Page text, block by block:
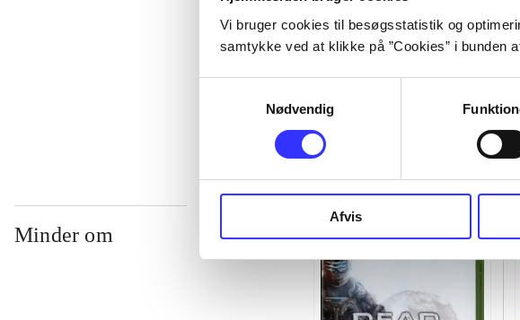
Vi bruger cookies til besøgsstatistik og
samtykke ved at klikke på ”Cookies” i bunden
Nødvendig
Afvis
...
Minder om